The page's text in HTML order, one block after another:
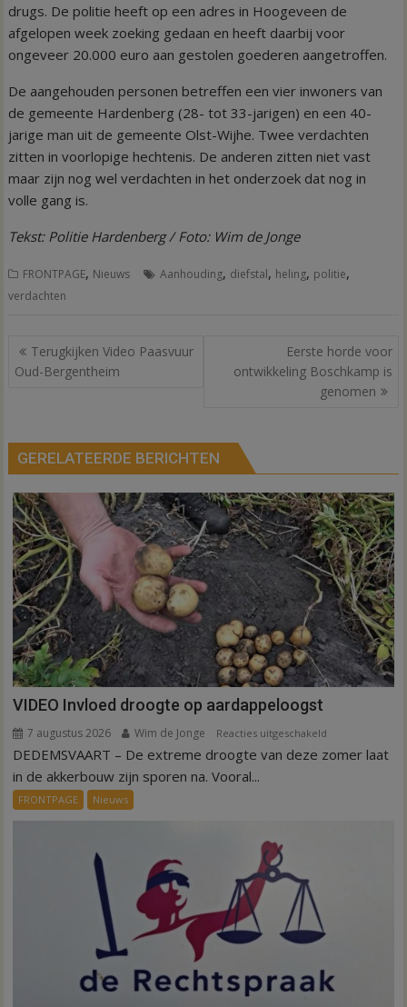
drugs. De politie heeft op een adres in Hoogeveen de
afgelopen week zoeking gedaan en heeft daarbij voor
ongeveer 20.000 euro aan gestolen goederen aangetroffen.
De aangehouden personen betreffen een vier inwoners van
de gemeente Hardenberg (28- tot 33-jarigen) en een 40-
jarige man uit de gemeente Olst-Wijhe. Twee verdachten
zitten in voorlopige hechtenis. De anderen zitten niet vast
maar zijn nog wel verdachten in het onderzoek dat nog in
volle gang is.
Tekst: Politie Hardenberg / Foto: Wim de Jonge
FRONTPAGE, Nieuws Aanhouding, diefstal, heling, politie,
verdachten
Bericht
navigatie
Terugkijken Video Paasvuur
Oud-Bergentheim
Eerste horde voor
ontwikkeling Boschkamp is
genomen
GERELATEERDE BERICHTEN
VIDEO Invloed droogte op aardappeloogst
7 augustus 2026 Wim de Jonge Reacties uitgeschakeld
VIDEO
DEDEMSVAART – De extreme droogte van deze zomer laat
in de akkerbouw zijn sporen na. Vooral...
FRONTPAGE Nieuws